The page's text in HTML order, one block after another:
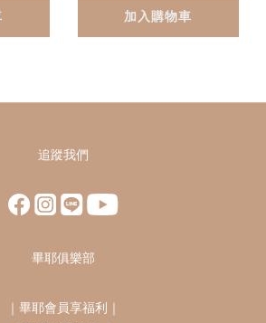
加入購物車
追蹤我們
畢耶俱樂部
｜ 畢耶會員享福利 ｜